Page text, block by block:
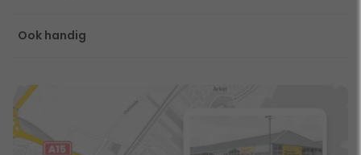
Ook handig